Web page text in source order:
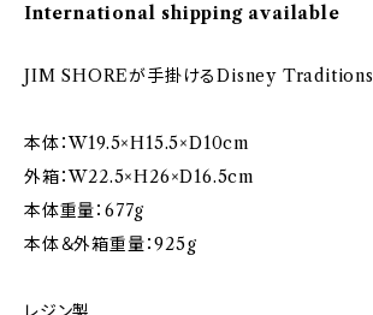
International shipping available
JIM SHOREが手掛けるDisney Traditions
本体：W19.5×H15.5×D10cm
外箱：W22.5×H26×D16.5cm
本体重量：677g
本体＆外箱重量：925g